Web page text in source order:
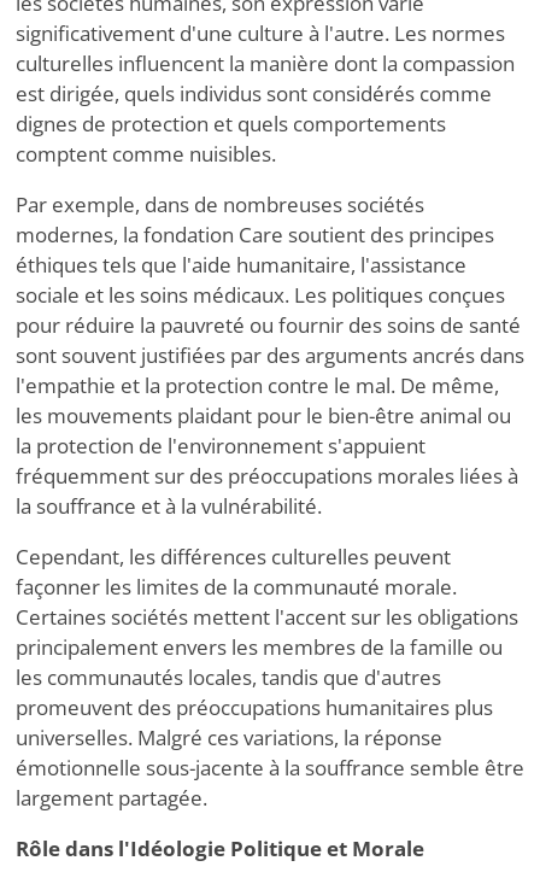
significativement d'une culture à l'autre. Les normes
culturelles influencent la manière dont la compassion
est dirigée, quels individus sont considérés comme
dignes de protection et quels comportements
comptent comme nuisibles.
Par exemple, dans de nombreuses sociétés
modernes, la fondation Care soutient des principes
éthiques tels que l'aide humanitaire, l'assistance
sociale et les soins médicaux. Les politiques conçues
pour réduire la pauvreté ou fournir des soins de santé
sont souvent justifiées par des arguments ancrés dans
l'empathie et la protection contre le mal. De même,
les mouvements plaidant pour le bien-être animal ou
la protection de l'environnement s'appuient
fréquemment sur des préoccupations morales liées à
la souffrance et à la vulnérabilité.
Cependant, les différences culturelles peuvent
façonner les limites de la communauté morale.
Certaines sociétés mettent l'accent sur les obligations
principalement envers les membres de la famille ou
les communautés locales, tandis que d'autres
promeuvent des préoccupations humanitaires plus
universelles. Malgré ces variations, la réponse
émotionnelle sous-jacente à la souffrance semble être
largement partagée.
Rôle dans l'Idéologie Politique et Morale